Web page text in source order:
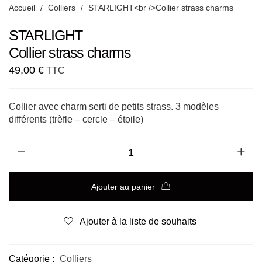
Accueil / Colliers / STARLIGHT<br />Collier strass charms
STARLIGHT
Collier strass charms
49,00 € TTC
Collier avec charm serti de petits strass. 3 modèles
différents (trèfle – cercle – étoile)
Ajouter au panier
Ajouter à la liste de souhaits
Catégorie : Colliers